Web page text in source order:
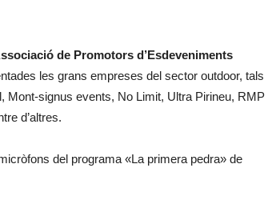
de Promotors d’Esdeveniments
les grans empreses del sector outdoor, tals
signus events, No Limit, Ultra Pirineu, RMP
d’altres.
del programa «La primera pedra» de